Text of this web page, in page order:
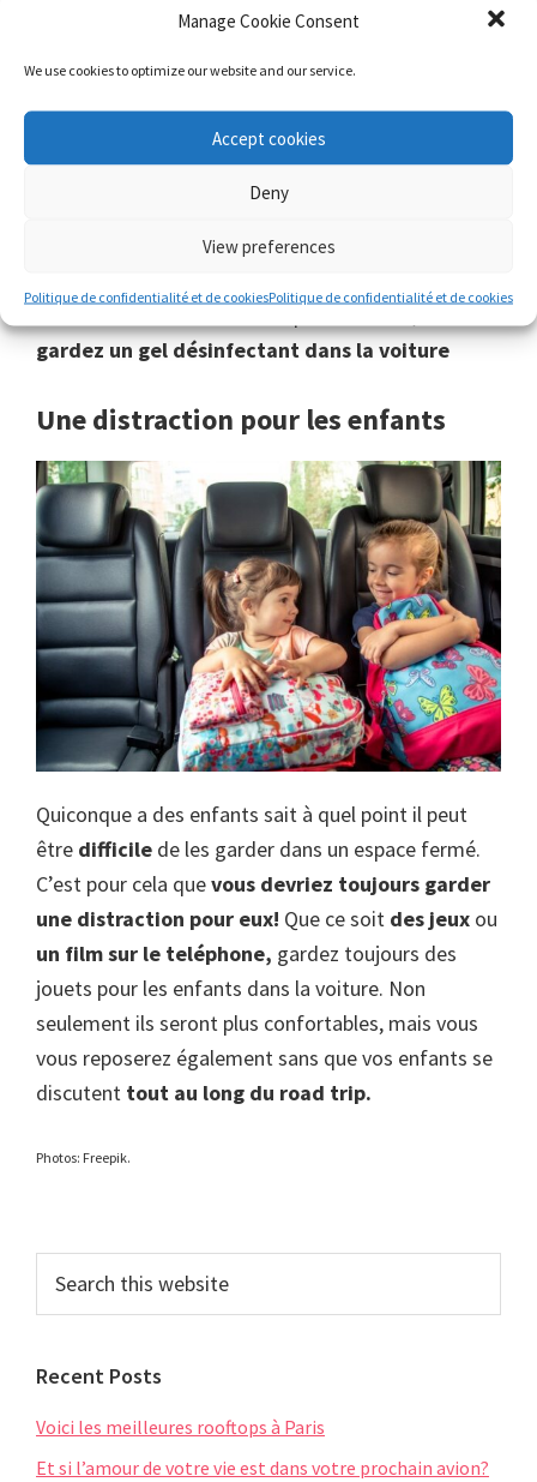
Manage Cookie Consent
We use cookies to optimize our website and our service.
Accept cookies
Deny
View preferences
Politique de confidentialité et de cookiesPolitique de confidentialité et de cookies
Si lecoronavirusa pu changer quelque chose dans
nos habitudes quotidiennes, c’est
voyage sur la route, le risque d’infection est plus
toucherez plus de surfaces.
gardez un gel désinfectant dans la voiture
Une distraction pour les enfants
Quiconque a des enfants sait à quel point il peut
être difficile de les garder dans un espace fermé.
C’est pour cela quevous devriez toujours garder
une distraction pour eux! Que ce soit des jeux ou
un film sur le teléphone, gardez toujours des
jouets pour les enfants dans la voiture. Non
seulement ils seront plus confortables, mais vous
vous reposerez également sans que vos enfants se
discutent tout au long du road trip.
Photos: Freepik.
Primary
Sidebar
this
Recent Posts
Voici les meilleures rooftops à Paris
Et si l’amour de votre vie est dans votre prochain avion?